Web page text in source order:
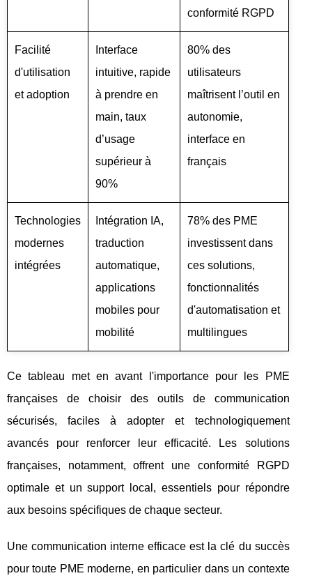
conformité RGPD
Facilité
d'utilisation
et adoption
Interface
intuitive, rapide
à prendre en
main, taux
d’usage
supérieur à
90%
80% des
utilisateurs
maîtrisent l’outil en
autonomie,
interface en
français
Technologies
modernes
intégrées
Intégration IA,
traduction
automatique,
applications
mobiles pour
mobilité
78% des PME
investissent dans
ces solutions,
fonctionnalités
d'automatisation et
multilingues
Ce tableau met en avant l'importance pour les PME
françaises de choisir des outils de communication
sécurisés, faciles à adopter et technologiquement
avancés pour renforcer leur efficacité. Les solutions
françaises, notamment, offrent une conformité RGPD
optimale et un support local, essentiels pour répondre
aux besoins spécifiques de chaque secteur.
Une communication interne efficace est la clé du succès
pour toute PME moderne, en particulier dans un contexte